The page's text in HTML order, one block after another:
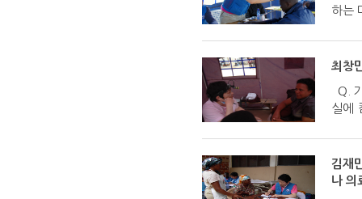
하는
최창
Q.
실에
김재
나 의